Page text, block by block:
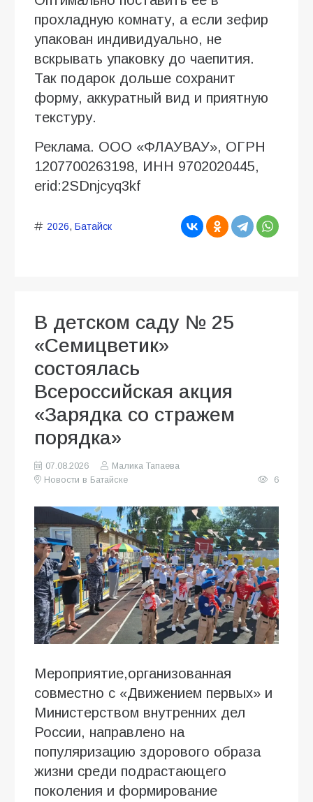
прохладную комнату, а если зефир
упакован индивидуально, не
вскрывать упаковку до чаепития.
Так подарок дольше сохранит
форму, аккуратный вид и приятную
текстуру.
Реклама. ООО «ФЛАУВАУ», ОГРН
1207700263198, ИНН 9702020445,
erid:2SDnjcyq3kf
2026, Батайск
В детском саду № 25
«Семицветик»
состоялась
Всероссийская акция
«Зарядка со стражем
порядка»
07.08.2026
Малика Тапаева
Новости в Батайске
6
Мероприятие,организованная
совместно с «Движением первых» и
Министерством внутренних дел
России, направлено на
популяризацию здорового образа
жизни среди подрастающего
поколения и формирование